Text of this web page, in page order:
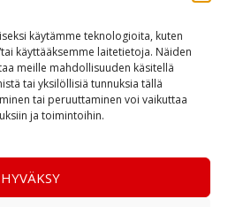
käytämme teknologioita, kuten
käyttääksemme laitetietoja. Näiden
meille mahdollisuuden käsitellä
tai yksilöllisiä tunnuksia tällä
tai peruuttaminen voi vaikuttaa
ja toimintoihin.
HYVÄKSY